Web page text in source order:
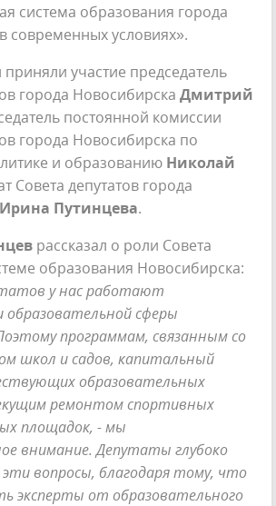
система образования города
современных условиях».
участие председатель
города Новосибирска Дмитрий
постоянной комиссии
города Новосибирска по
и образованию Николай
Совета депутатов города
Ирина Путинцева.
рассказал о роли Совета
образования Новосибирска:
у нас работают
сферы
программам, связанным со
школ и садов, капитальный
образовательных
ремонтом спортивных
площадок, - мы
внимание. Депутаты глубоко
вопросы, благодаря тому, что
эксперты от образовательного